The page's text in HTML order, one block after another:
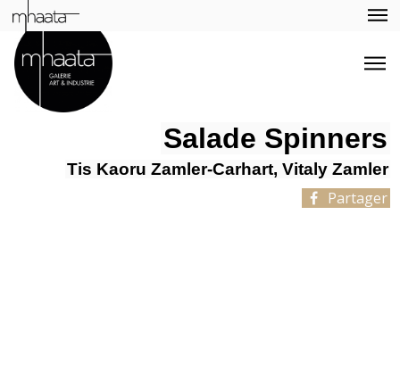
Salade Spinners
Tis Kaoru Zamler-Carhart, Vitaly Zamler
Partager